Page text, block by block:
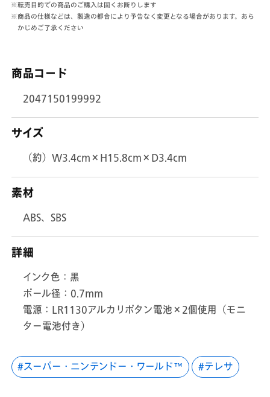
※転売目的での商品のご購入は固くお断りします
※商品の仕様などは、製造の都合により予告なく変更となる場合があります。あら
かじめご了承ください
商品コード
2047150199992
サイズ
（約）W3.4cm×H15.8cm×D3.4cm
素材
ABS、SBS
詳細
インク色：黒
ボール径：0.7mm
電源：LR1130アルカリボタン電池×2個使用（モニ
ター電池付き）
スーパー・ニンテンドー・ワールド™ テレサ